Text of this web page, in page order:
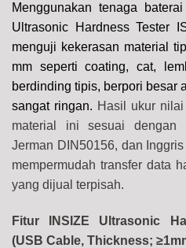
Menggunakan tenaga
Ultrasonic Hardness Tester
menguji kekerasan material
mm seperti coating, cat,
berdinding tipis, berpori besar
sangat ringan. Hasil ukur
material ini sesuai dengan
Jerman DIN50156, dan
mempermudah transfer data
yang dijual terpisah.
Fitur INSIZE Ultrasonic
(USB Cable, Thickness;